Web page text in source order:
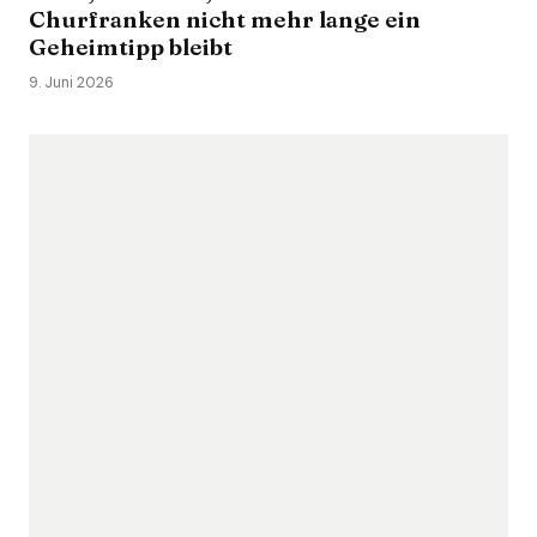
Churfranken nicht mehr lange ein
Geheimtipp bleibt
9. Juni 2026